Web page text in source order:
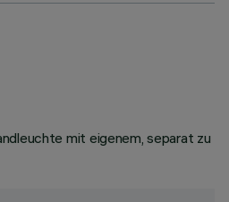
mit eigenem, separat zu